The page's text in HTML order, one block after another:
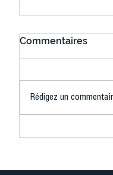
Ping ? Quand
Commentaires
Rédigez un